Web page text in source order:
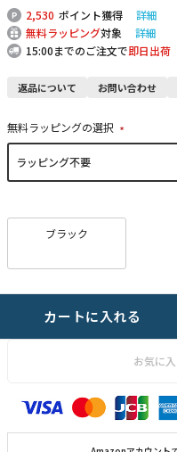
2,530 ポイント獲得
詳細
無料ラッピング対象
詳細
15:00までのご注文で即日出荷
返品について お問い合わせ
無料ラッピングの選択
(
ブラック
お気に
カートに入れる